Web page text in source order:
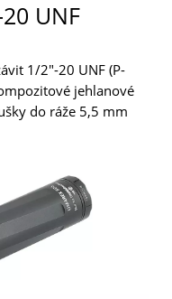
UNF
1/2"-20 UNF (P-
jehlanové
do ráže 5,5 mm